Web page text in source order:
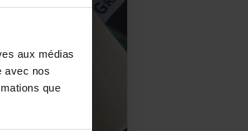
aux médias
avec nos
que